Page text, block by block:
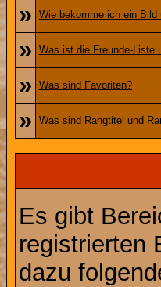
» Wie bekomme ich ein Bild
» Was ist die Freunde-Liste
» Was sind Favoriten?
» Was sind Rangtitel und
Es gibt
registrierten
dazu